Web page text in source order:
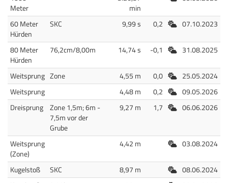
Meter
min
60 Meter
Hürden
SKC 9,99 s 0,2 Freiluft
07.10.2023
80 Meter
Hürden
76,2cm/8,00m 14,74 s -0,1 Freiluft
31.08.2025
Weitsprung Zone 4,55 m 0,0 Freiluft
25.05.2024
Weitsprung
4,48 m 0,2 Freiluft
09.05.2026
Dreisprung
Zone 1,5m; 6m -
7,5m vor der
Grube
9,27 m 1,7 Freiluft
06.06.2026
Weitsprung
(Zone)
4,42 m Freiluft
03.08.2024
Kugelstoß SKC 8,97 m Freiluft
08.06.2024